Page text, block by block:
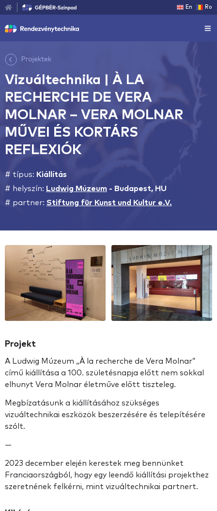
En Ro
Projektek
Vizuáltechnika | À LA
RECHERCHE DE VERA
MOLNAR – VERA MOLNAR
MŰVEI ÉS KORTÁRS
REFLEXIÓK
# típus: Kiállítás
# helyszín: Ludwig Múzeum - Budapest, HU
# partner: Stiftung für Kunst und Kultur e.V.
Projekt
A Ludwig Múzeum „À la recherche de Vera Molnar”
című kiállítása a 100. születésnapja előtt nem sokkal
elhunyt Vera Molnar életműve előtt tiszteleg.
Megbízatásunk a kiállításához szükséges
vizuáltechnikai eszközök beszerzésére és telepítésére
szólt.
—
2023 december elején kerestek meg bennünket
Franciaországból, hogy egy leendő kiállítási projekthez
szeretnének felkérni, mint vizuáltechnikai partnert.